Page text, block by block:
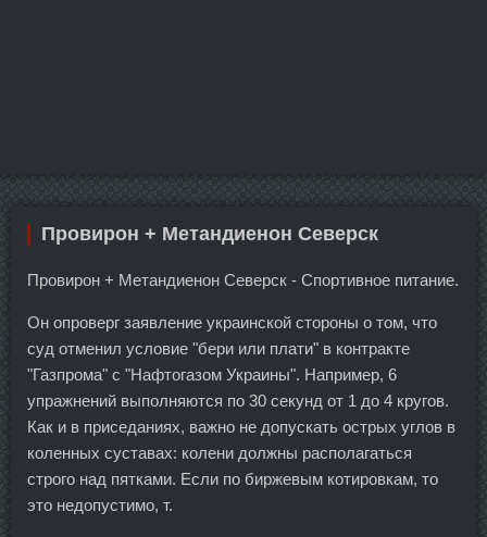
Провирон + Метандиенон Северск
Провирон + Метандиенон Северск - Спортивное питание.
Он опроверг заявление украинской стороны о том, что
суд отменил условие "бери или плати" в контракте
"Газпрома" с "Нафтогазом Украины". Например, 6
упражнений выполняются по 30 секунд от 1 до 4 кругов.
Как и в приседаниях, важно не допускать острых углов в
коленных суставах: колени должны располагаться
строго над пятками. Если по биржевым котировкам, то
это недопустимо, т.